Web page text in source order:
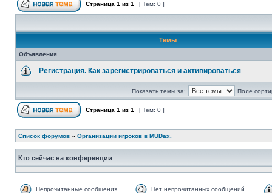
Страница 1 из 1 [ Тем: 0 ]
Темы
Объявления
Регистрация. Как зарегистрироваться и активироваться
Показать темы за: Поле
Страница 1 из 1 [ Тем: 0 ]
Список форумов » Организации игроков в MUDах.
Кто сейчас на конференции
Непрочитанные сообщения Нет непрочитанных сообщений